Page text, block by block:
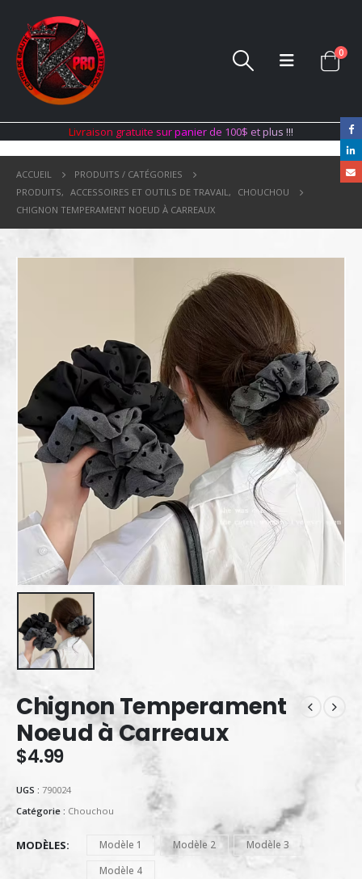
0
Livraison gratuite surpanier de 100$ etplus !!!
ACCUEIL
PRODUITS / CATÉGORIES
PRODUITS, ACCESSOIRES ET OUTILS DE TRAVAIL ,
CHOUCHOU
CHIGNON TEMPERAMENT NOEUD À CARREAUX
Chignon Temperament
Noeud à Carreaux
$4.99
UGS : 790024
Catégorie : Chouchou
MODÈLES Modèle 1 Modèle 2
Modèle 3
Modèle 4